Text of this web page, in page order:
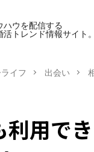
ハウを配信する
活トレンド情報サイト。
イフ 出会い
利用で